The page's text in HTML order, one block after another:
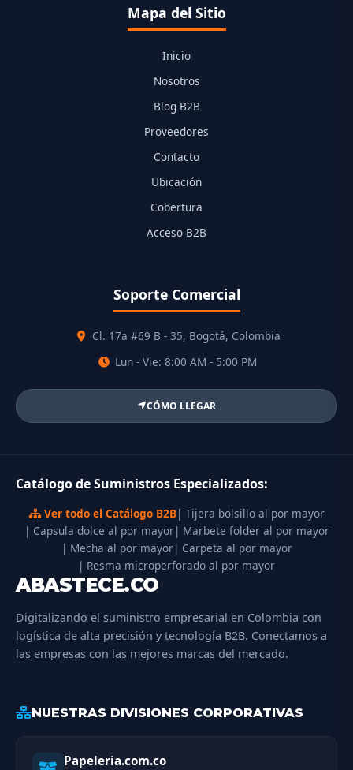
Mapa del Sitio
Inicio
Nosotros
Blog B2B
Proveedores
Contacto
Ubicación
Cobertura
Acceso B2B
Soporte Comercial
Cl. 17a #69 B - 35, Bogotá, Colombia
Lun - Vie: 8:00 AM - 5:00 PM
CÓMO LLEGAR
Catálogo de Suministros Especializados:
Ver todo el Catálogo B2B| Tijera bolsillo al por mayor
| Capsula dolce al por mayor| Marbete folder al por mayor
| Mecha al por mayor| Carpeta al por mayor
| Resma microperforado al por mayor
ABASTECE.CO
Digitalizando el suministro empresarial en Colombia con
logística de alta precisión y tecnología B2B. Conectamos a
las empresas con las mejores marcas del mercado.
NUESTRAS DIVISIONES CORPORATIVAS
Papeleria.com.co